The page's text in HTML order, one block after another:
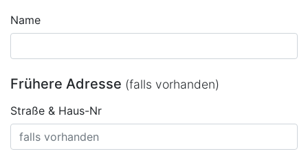
Name
Frühere Adresse (falls vorhanden)
Straße & Haus-Nr